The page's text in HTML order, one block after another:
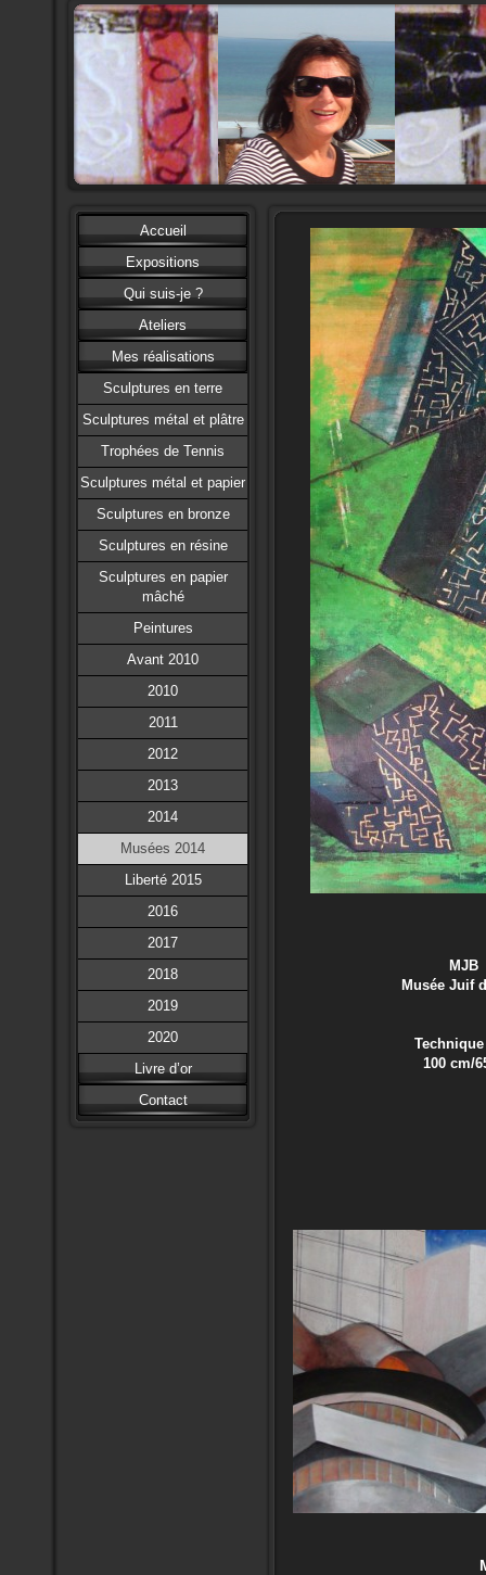
Accueil
Expositions
Qui suis-je ?
Ateliers
Mes réalisations
Sculptures en terre
Sculptures métal et plâtre
Trophées de Tennis
Sculptures métal et papier
Sculptures en bronze
Sculptures en résine
Sculptures en papier
mâché
Peintures
Avant 2010
2010
2011
2012
2013
2014
Musées 2014
Liberté 2015
2016
2017
2018
2019
2020
Livre d’or
Contact
MJB
Musée Juif de
Technique
100 cm/